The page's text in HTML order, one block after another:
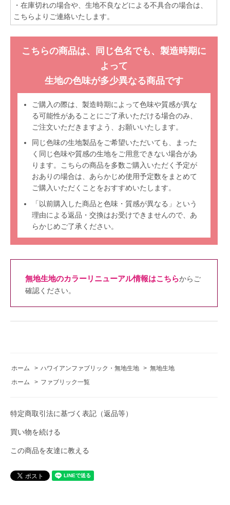
・在庫切れの場合や、生地不良などによる不具合の場合は、
こちらよりご連絡いたします。
こちらの商品は、同じ色名でも、製造時期に
よって
生地の色味が多少異なる商品です
ご購入の際は、製造時期によって色味や質感が異な
る可能性があることにご了承いただける場合のみ、
ご注文いただきますよう、お願いいたします。
同じ色味の生地製品をご希望いただいても、まった
く同じ色味や質感の生地をご用意できない場合があ
ります。こちらの商品を多数ご購入いただく予定が
おありの場合は、あらかじめ使用予定数をまとめて
ご購入いただくことをおすすめいたします。
「以前購入した商品と色味・質感が異なる」という
理由による返品・交換はお受けできませんので、あ
らかじめご了承ください。
無地生地のカラーリニューアル情報はこちらからご
確認ください。
ホーム > ハワイアンファブリック・無地生地 > 無地生地
ホーム
> ファブリック一覧
特定商取引法に基づく表記（返品等）
買い物を続ける
この商品を友達に教える